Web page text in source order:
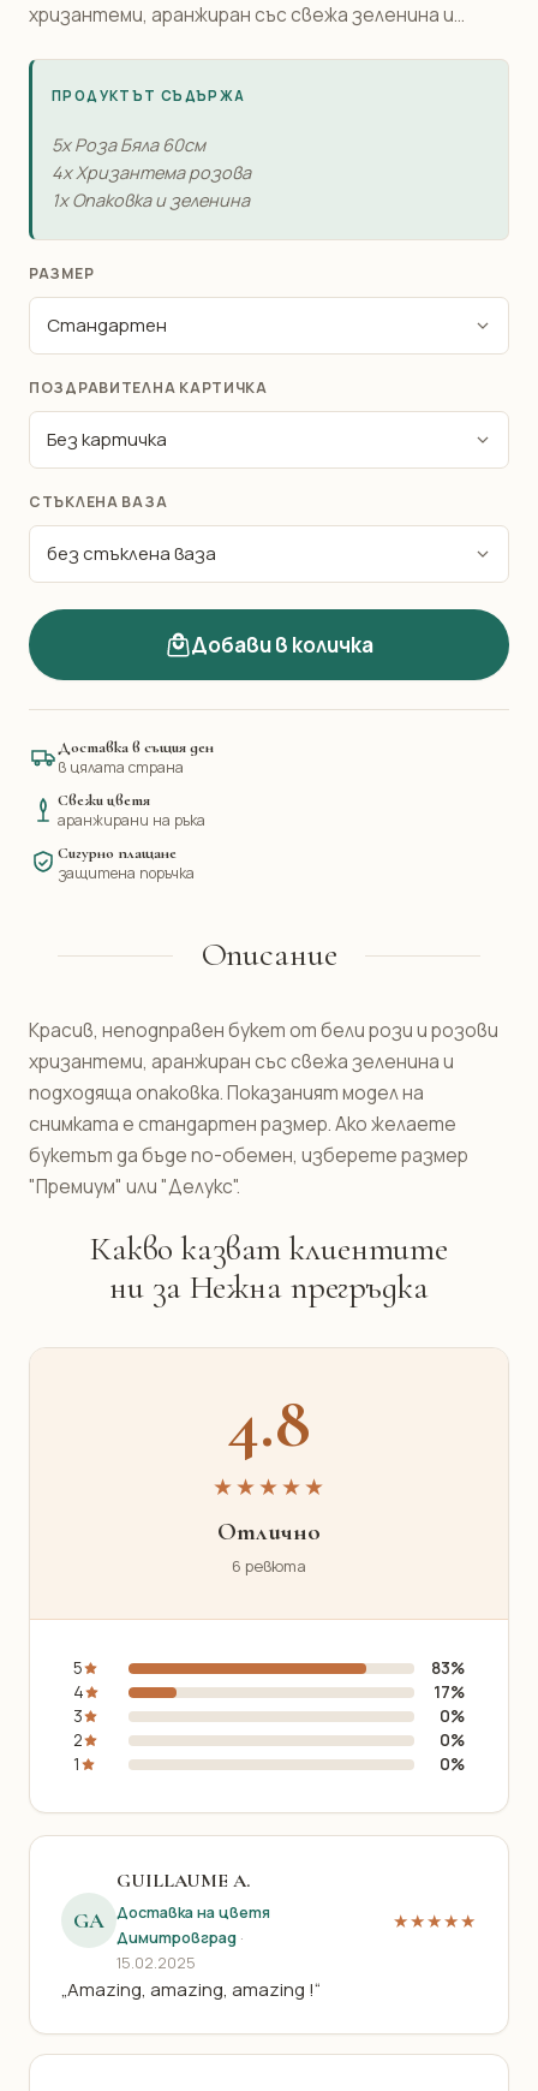
хризантеми, аранжиран със свежа зеленина и...
ПРОДУКТЪТ СЪДЪРЖА
5x Роза Бяла 60см
4x Хризантема розова
1x Опаковка и зеленина
РАЗМЕР
ПОЗДРАВИТЕЛНА КАРТИЧКА
СТЪКЛЕНА ВАЗА
Добави в количка
Доставка в същия ден
в цялата страна
Свежи цветя
аранжирани на ръка
Сигурно плащане
защитена поръчка
Описание
Красив, неподправен букет от бели рози и розови
хризантеми, аранжиран със свежа зеленина и
подходяща опаковка. Показаният модел на
снимката е стандартен размер. Ако желаете
букетът да бъде по-обемен, изберете размер
"Премиум" или "Делукс".
Какво казват клиентите
ни за Нежна прегръдка
4.8
★★★★★
Отлично
6 ревюта
5
83%
4
17%
3
0%
2
0%
1
0%
GA
GUILLAUME A.
Доставка на цветя
Димитровград ·
15.02.2025
★★★★★
„Amazing, amazing, amazing !“